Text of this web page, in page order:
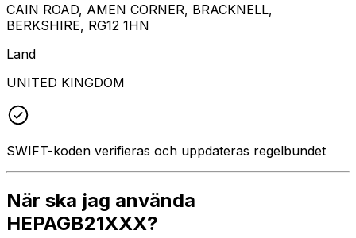
CAIN ROAD, AMEN CORNER, BRACKNELL,
BERKSHIRE, RG12 1HN
Land
UNITED KINGDOM
SWIFT-koden verifieras och uppdateras regelbundet
När ska jag använda
HEPAGB21XXX?